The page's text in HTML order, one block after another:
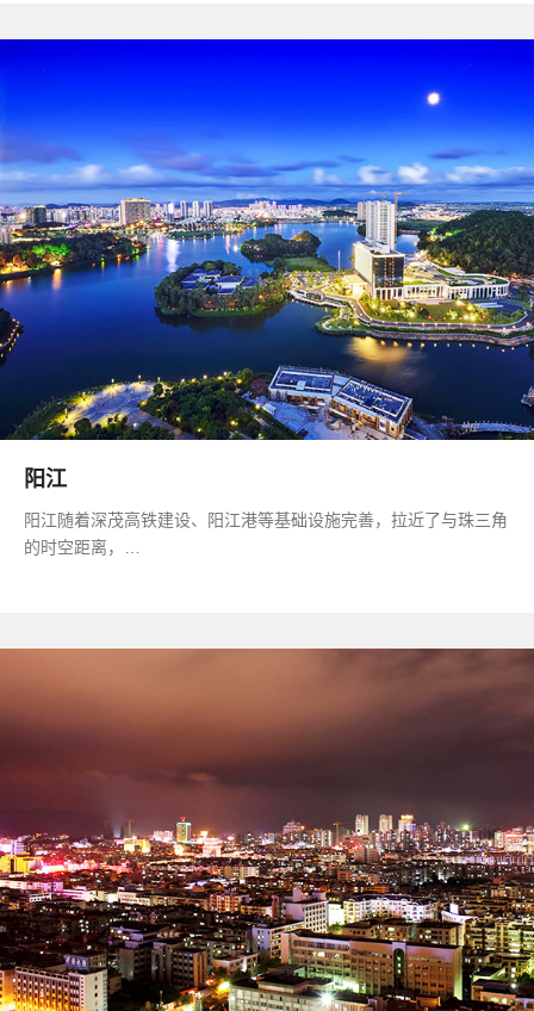
阳江
阳江随着深茂高铁建设、阳江港等基础设施完善，拉近了与珠三角
的时空距离，…